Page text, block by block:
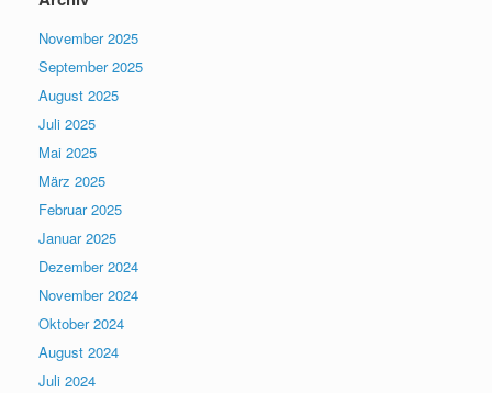
November 2025
September 2025
August 2025
Juli 2025
Mai 2025
März 2025
Februar 2025
Januar 2025
Dezember 2024
November 2024
Oktober 2024
August 2024
Juli 2024